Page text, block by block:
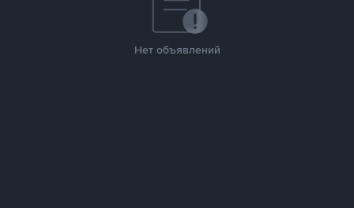
Нет объявлений